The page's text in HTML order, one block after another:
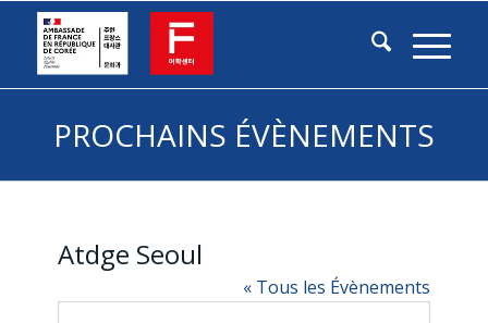
PROCHAINS ÉVÈNEMENTS
Atdge Seoul
« Tous les Évènements